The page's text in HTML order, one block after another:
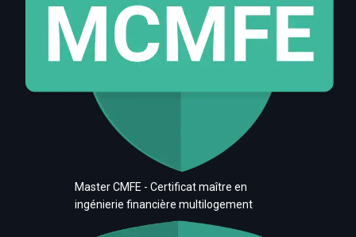
Master CMFE - Certificat maître en
ingénierie financière multilogement